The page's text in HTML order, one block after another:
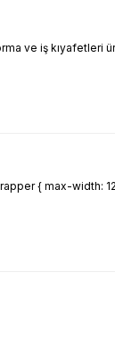
ve iş kıyafetleri
{ max-